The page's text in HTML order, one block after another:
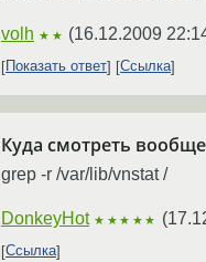
volh ★★ (16.12.2009
Показать ответ
Ссылка
Куда смотреть
grep -r /var/lib/vnstat /
DonkeyHot ★★★★★ (
Ссылка